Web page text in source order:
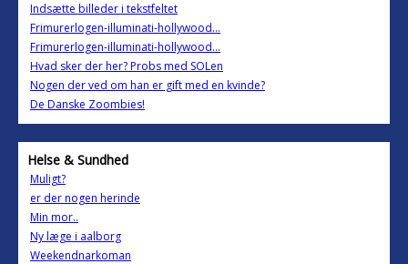
Indsætte billeder i tekstfeltet
Frimurerlogen-illuminati-hollywood...
Frimurerlogen-illuminati-hollywood...
Hvad sker der her? Probs med SOLen
Nogen der ved om han er gift med en kvinde?
De Danske Zoombies!
Helse & Sundhed
Muligt?
er der nogen herinde
Min mor..
Ny læge i aalborg
Weekendnarkoman